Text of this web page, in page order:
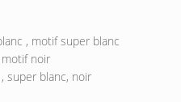
, motif super blanc
noir
super blanc, noir